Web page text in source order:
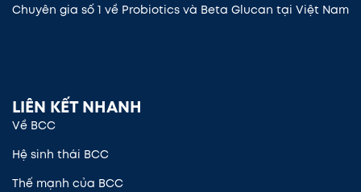
Chuyên gia số 1 về Probiotics và Beta Glucan tại Việt Nam
LIÊN KẾT NHANH
Về BCC
Hệ sinh thái BCC
Thế mạnh của BCC